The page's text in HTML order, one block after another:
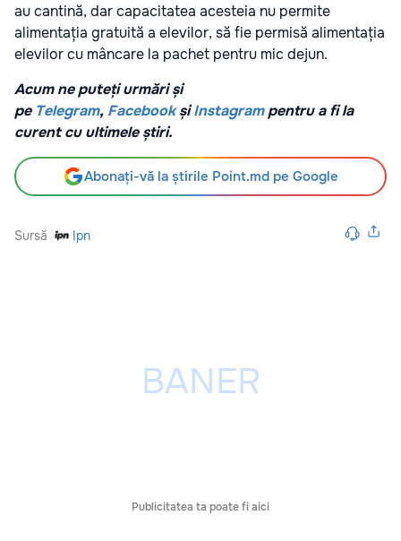
au cantină, dar capacitatea acesteia nu permite
alimentația gratuită a elevilor, să fie permisă alimentația
elevilor cu mâncare la pachet pentru mic dejun.
Acum ne puteți urmări și
pe Telegram, Facebook șiInstagrampentru a fi la
curent cu ultimele știri.
Abonați-vă la știrile Point.md pe Google
Sursă Ipn
Publicitatea ta poate fi aici